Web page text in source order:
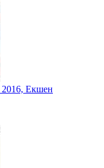
2016, Екшен